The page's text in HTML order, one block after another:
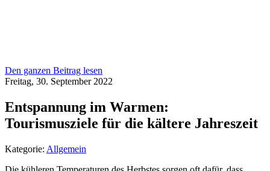
Den ganzen Beitrag lesen
Freitag, 30. September 2022
Entspannung im Warmen:
Tourismusziele für die kältere Jahreszeit
Kategorie: Allgemein